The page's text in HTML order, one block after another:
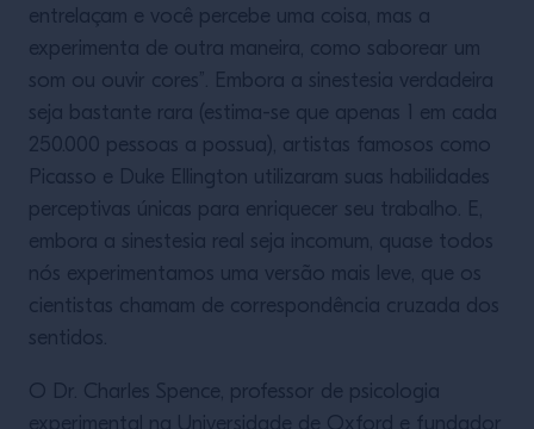
entrelaçam e você percebe uma coisa, mas a
experimenta de outra maneira, como saborear um
som ou ouvir cores”. Embora a sinestesia verdadeira
seja bastante rara (estima-se que apenas 1 em cada
250.000 pessoas a possua), artistas famosos como
Picasso e Duke Ellington utilizaram suas habilidades
perceptivas únicas para enriquecer seu trabalho. E,
embora a sinestesia real seja incomum, quase todos
nós experimentamos uma versão mais leve, que os
cientistas chamam de correspondência cruzada dos
sentidos.
O Dr. Charles Spence, professor de psicologia